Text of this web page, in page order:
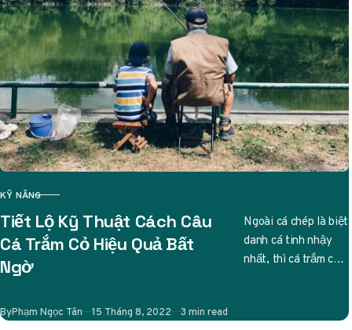
CATEGORY
KỸ NĂNG
Tiết Lộ Kỹ Thuật Cách Câu
Cá Trắm Cỏ Hiệu Quả Bất
Ngờ
Ngoài cá chép là biệt
danh cá tinh nhậy
nhất, thì cá trắm cỏ
ByPhạm Ngọc Tân Published
15 Tháng 8, 2022 3 min read